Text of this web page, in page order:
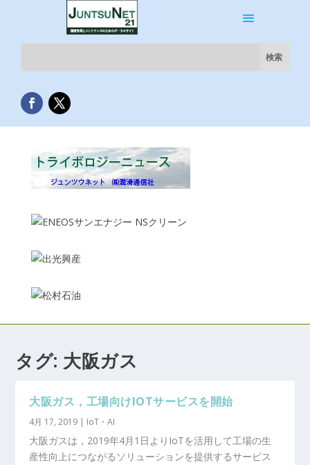
タグ: 大阪ガス
大阪ガス，工場向けIOTサービスを開始
4月 17, 2019 | IoT・AI
大阪ガスは，2019年4月1日よりIoTを活用して工場の生
産性向上につながるソリューションを提供するサービス